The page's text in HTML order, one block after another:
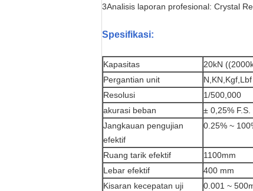
3Analisis laporan profesional: Crystal
Spesifikasi:
Kapasitas
20kN
Pergantian unit
N,KN,Kgf,Lbf
Resolusi
1/500,000
akurasi beban
± 0,25% F.S.
Jangkauan pengujian
efektif
0.25% ~
Ruang tarik efektif
1100mm
Lebar efektif
400 mm
Kisaran kecepatan uji
0.001 ~